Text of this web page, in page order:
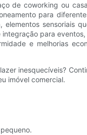
de coworking ou
para
sensoriais
para
e melhorias
inesquecíveis?
imóvel comercial.